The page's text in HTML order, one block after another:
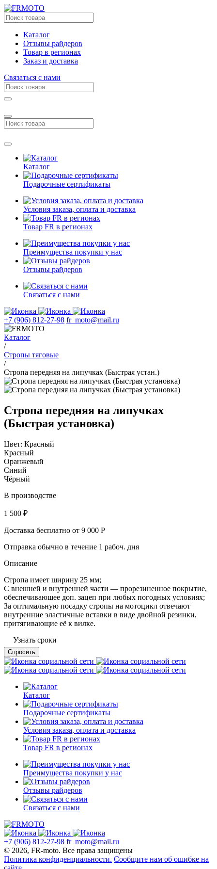
Каталог
Отзывы райдеров
Товар в регионах
Заказ и доставка
Связаться с нами
Каталог
Подарочные сертификаты
Условия заказа, оплата и доставка
Товар FR в регионах
Преимущества покупки у нас
Отзывы райдеров
Связаться с нами
+7 (906) 812-27-98 fr_moto@mail.ru
Каталог
/
Стропы тяговые
/
Стропа передняя на липучках (Быстрая устан.)
Стропа передняя на липучках
(Быстрая установка)
Цвет: Красный
Красный
Оранжевый
Синий
Чёрный
В производстве
1 500 ₽
Доставка бесплатно от 9 000 Р
Отправка обычно в течение 1 рабоч. дня
Описание
Стропа имеет ширину 25 мм;
С внешней и внутренней части — прорезиненное покрытие,
обеспечивающее доп. зацеп при любых погодных условиях;
За оптимальную посадку cтропы на мотоцикл отвечают
внутренние эластичные вставки в виде двойной резинки,
притягивающие её к вилке.
Узнать сроки
Спросить
Каталог
Подарочные сертификаты
Условия заказа, оплата и доставка
Товар FR в регионах
Преимущества покупки у нас
Отзывы райдеров
Связаться с нами
+7 (906) 812-27-98 fr_moto@mail.ru
© 2026, FR-moto. Все права защищены
Политика конфиденциальности. Сообщите нам об ошибке на